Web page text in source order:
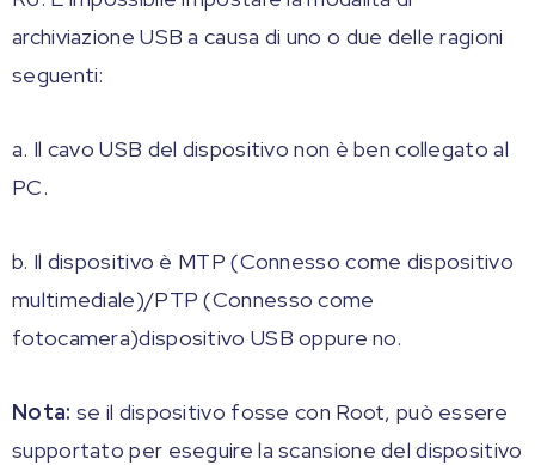
archiviazione USB a causa di uno o due delle ragioni
seguenti:
a. Il cavo USB del dispositivo non è ben collegato al
PC.
b. Il dispositivo è MTP (Connesso come dispositivo
multimediale)/PTP (Connesso come
fotocamera)dispositivo USB oppure no.
Nota: se il dispositivo fosse con Root, può essere
supportato per eseguire la scansione del dispositivo